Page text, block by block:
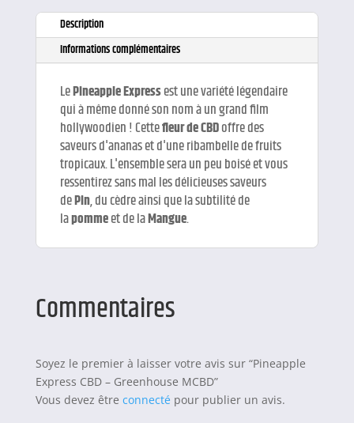
Description
Informations complémentaires
LePineapple Expressest une variété légendaire
qui à même donné son nom à un grand film
hollywoodien ! Cettefleur de CBDoffre des
saveurs d'ananas et d'une ribambelle de fruits
tropicaux. L'ensemble sera un peu boisé et vous
ressentirez sans mal les délicieuses saveurs
dePin, du cèdre ainsi que la subtilité de
lapommeet de laMangue.
Commentaires
Soyez le premier à laisser votre avis sur “Pineapple
Express CBD – Greenhouse MCBD”
Vous devez être connecté pour publier un avis.